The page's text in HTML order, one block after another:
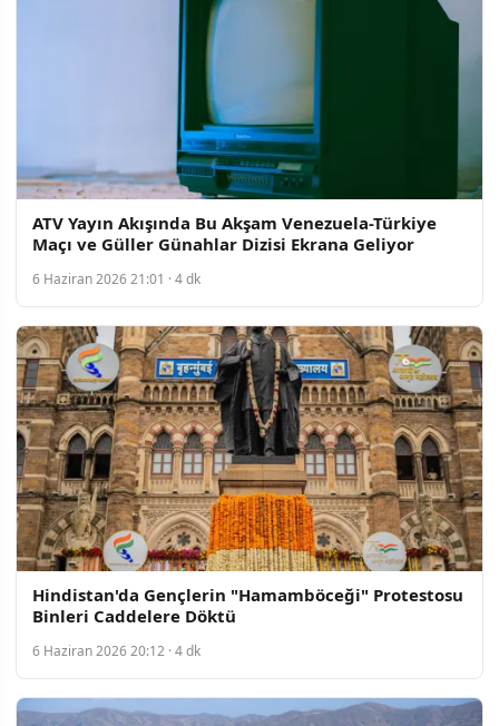
ATV Yayın Akışında Bu Akşam Venezuela-Türkiye
Maçı ve Güller Günahlar Dizisi Ekrana Geliyor
6 Haziran 2026 21:01 · 4 dk
Hindistan'da Gençlerin "Hamamböceği" Protestosu
Binleri Caddelere Döktü
6 Haziran 2026 20:12 · 4 dk